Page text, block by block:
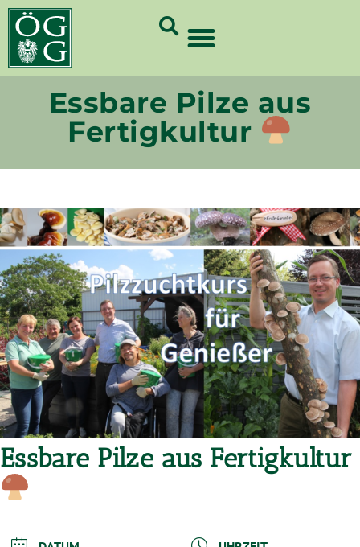
Essbare Pilze aus
Fertigkultur
Essbare Pilze aus Fertigkultur